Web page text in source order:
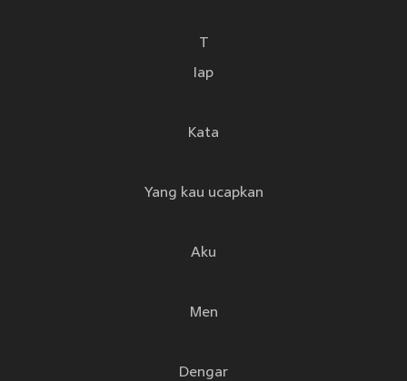
T
Iap
Kata
Yang kau ucapkan
Aku
Men
Dengar